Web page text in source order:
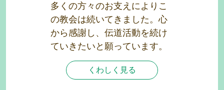
多くの方々のお支えによりこ
の教会は続いてきました。心
から感謝し、伝道活動を続け
ていきたいと願っています。
くわしく見る